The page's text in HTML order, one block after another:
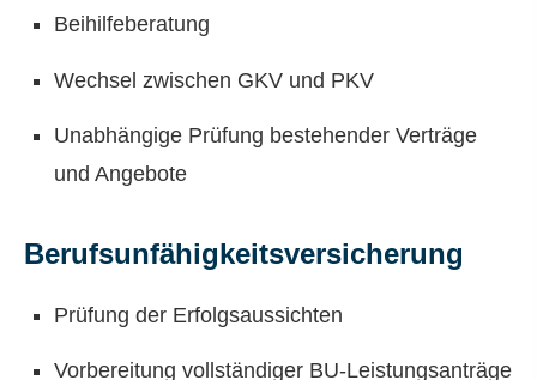
Beihilfeberatung
Wechsel zwischen GKV und PKV
Unabhängige Prüfung bestehender Verträge
und Angebote
Berufs­unfähig­keitsversicherung
Prüfung der Erfolgsaussichten
Vorbereitung vollständiger BU-Leistungsanträge